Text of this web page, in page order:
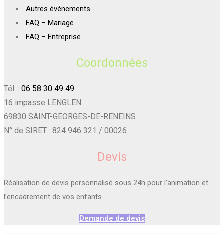
Autres événements
FAQ – Mariage
FAQ – Entreprise
Coordonnées
Tél. : 06 58 30 49 49
16 impasse LENGLEN
69830 SAINT-GEORGES-DE-RENEINS
N° de SIRET : 824 946 321 / 00026
Devis
Réalisation de devis personnalisé sous 24h pour l’animation et
l’encadrement de vos enfants.
Demande de devis